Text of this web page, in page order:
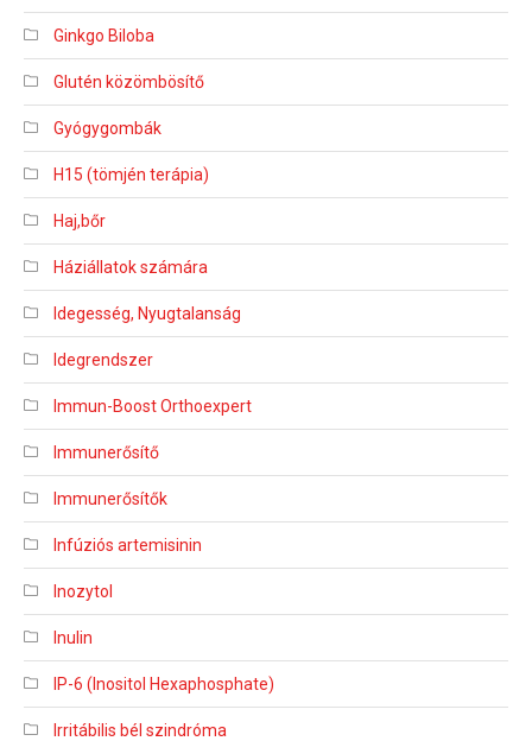
Ginkgo Biloba
Glutén közömbösítő
Gyógygombák
H15 (tömjén terápia)
Haj,bőr
Háziállatok számára
Idegesség, Nyugtalanság
Idegrendszer
Immun-Boost Orthoexpert
Immunerősítő
Immunerősítők
Infúziós artemisinin
Inozytol
Inulin
IP-6 (Inositol Hexaphosphate)
Irritábilis bél szindróma